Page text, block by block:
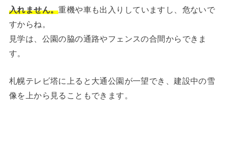
入れません。重機や車も出入りしていますし、危ないで
すからね。
見学は、公園の脇の通路やフェンスの合間からできま
す。
札幌テレビ塔に上ると大通公園が一望でき、建設中の雪
像を上から見ることもできます。